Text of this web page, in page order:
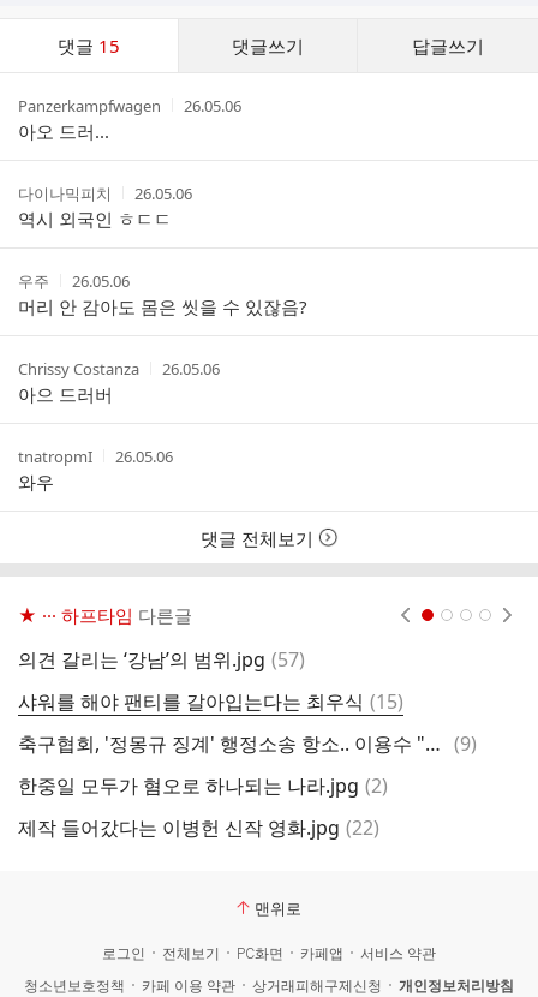
댓글 15 댓글쓰기 답글쓰기
스
작
성
자
Panzerkampfwagen
작
간
26.05.06
아오 드러...
작
성
자
다이나믹피치
작
성
시
간
26.05.06
역시 외국인 ㅎㄷㄷ
작
성
자
우주
작
성
시
간
26.05.06
머리 안 감아도 몸은 씻을 수 있잖음?
작
성
자
Chrissy Costanza
작
간
26.05.06
아으 드러버
작
성
자
tnatropmI
작
간
26.05.06
와우
댓글 전체보기
★ ··· 하프타임 다른글
의견 갈리는 ‘강남’의 범위.jpg 댓
(57)
샤워를 해야 팬티를 갈아입는다는 최우식 댓
글
(15)
축구협회, '정몽규 징계' 행정소송 항소.. 이용수 "월드컵 방패막이 시간끌기 아니다" 댓
(9)
한중일 모두가 혐오로 하나되는 나라.jpg 댓
(2)
제작 들어갔다는 이병헌 신작 영화.jpg 댓
(22)
맨위로
로그인 전체보기 PC화면 카페앱
서비스 약관
청소년보호정책
카페 이용 약관 상거래피해구제신청 개인정보처리방침